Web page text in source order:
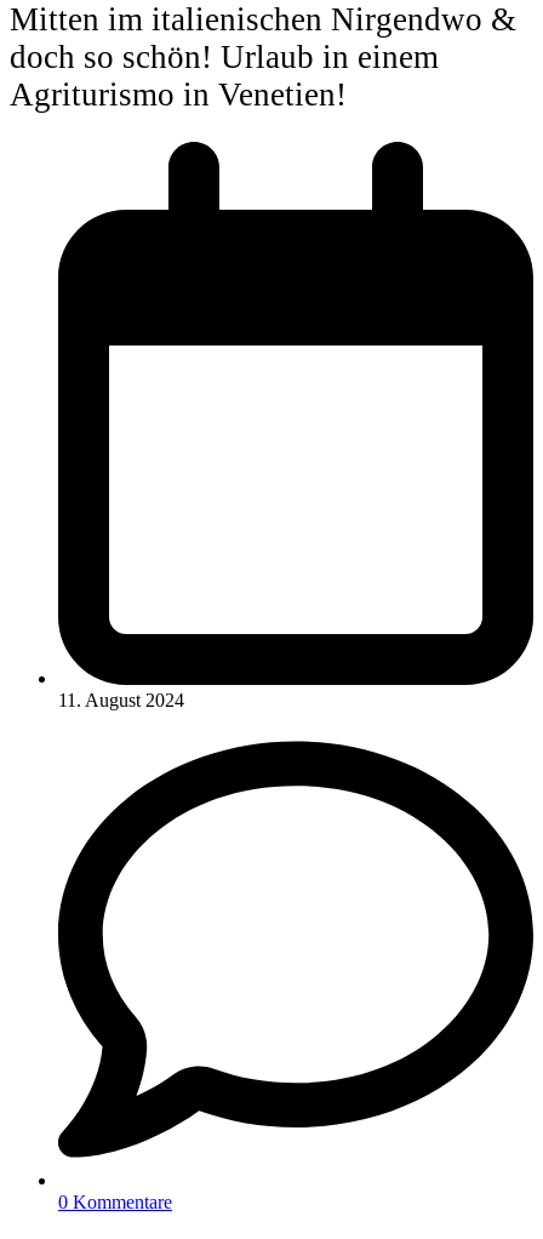
Mitten im italienischen Nirgendwo &
doch so schön! Urlaub in einem
Agriturismo in Venetien!
11. August 2024
0 Kommentare